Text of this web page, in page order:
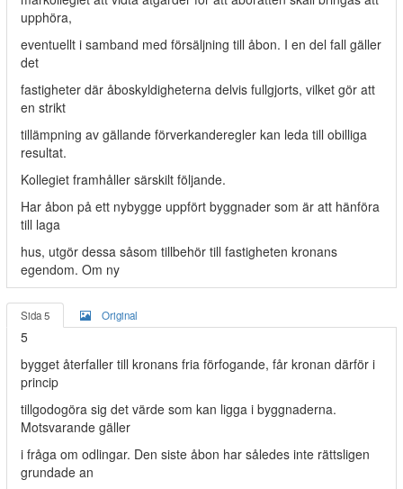
upphöra,
eventuellt i samband med försäljning till åbon. I en del fall gäller
det
fastigheter där åboskyldigheterna delvis fullgjorts, vilket gör att
en strikt
tillämpning av gällande förverkanderegler kan leda till obilliga
resultat.
Kollegiet framhåller särskilt följande.
Har åbon på ett nybygge uppfört byggnader som är att hänföra
till laga
hus, utgör dessa såsom tillbehör till fastigheten kronans
egendom. Om ny­
Sida 5 Original
5
bygget återfaller till kronans fria förfogande, får kronan därför i
princip
tillgodogöra sig det värde som kan ligga i byggnaderna.
Motsvarande gäller
i fråga om odlingar. Den siste åbon har således inte rättsligen
grundade an­